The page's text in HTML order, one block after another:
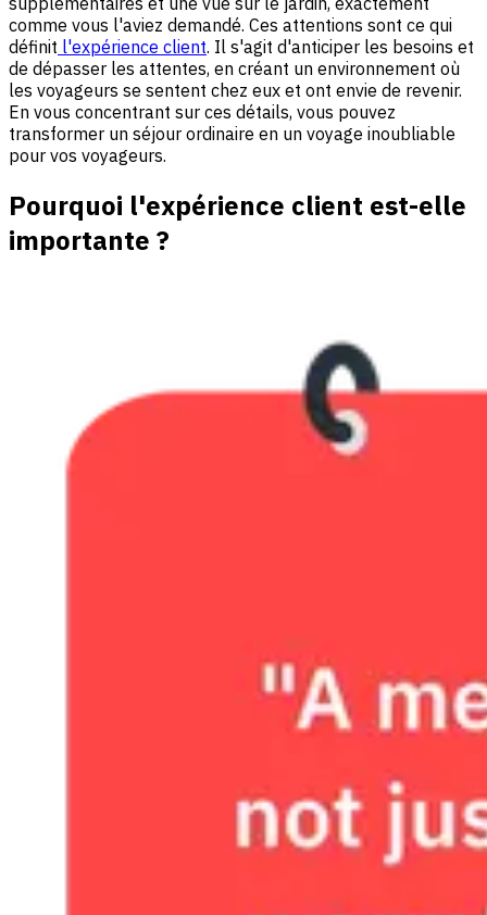
comme vous l'aviez demandé. Ces attentions sont ce qui
définit l'expérience client. Il s'agit d'anticiper les besoins et
de dépasser les attentes, en créant un environnement où
les voyageurs se sentent chez eux et ont envie de revenir.
En vous concentrant sur ces détails, vous pouvez
transformer un séjour ordinaire en un voyage inoubliable
pour vos voyageurs.
Pourquoi l'expérience client est-elle
importante ?